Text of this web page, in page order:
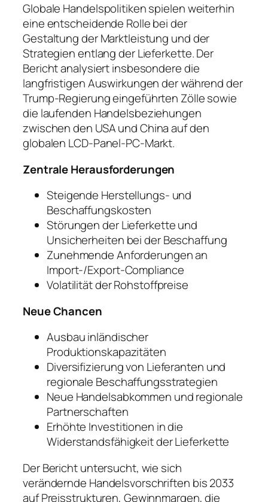
Globale Handelspolitiken spielen weiterhin
eine entscheidende Rolle bei der
Gestaltung der Marktleistung und der
Strategien entlang der Lieferkette. Der
Bericht analysiert insbesondere die
langfristigen Auswirkungen der während der
Trump-Regierung eingeführten Zölle sowie
die laufenden Handelsbeziehungen
zwischen den USA und China auf den
globalen LCD-Panel-PC-Markt.
Zentrale Herausforderungen
Steigende Herstellungs- und
Beschaffungskosten
Störungen der Lieferkette und
Unsicherheiten bei der Beschaffung
Zunehmende Anforderungen an
Import-/Export-Compliance
Volatilität der Rohstoffpreise
Neue Chancen
Ausbau inländischer
Produktionskapazitäten
Diversifizierung von Lieferanten und
regionale Beschaffungsstrategien
Neue Handelsabkommen und regionale
Partnerschaften
Erhöhte Investitionen in die
Widerstandsfähigkeit der Lieferkette
Der Bericht untersucht, wie sich
verändernde Handelsvorschriften bis 2033
auf Preisstrukturen, Gewinnmargen, die